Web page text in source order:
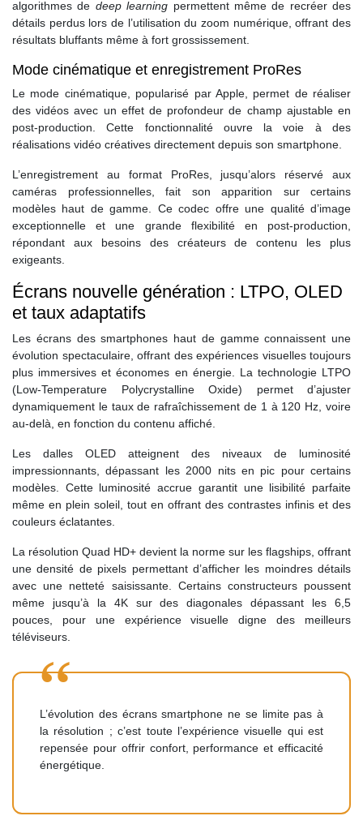
algorithmes de deep learning permettent même de recréer des
détails perdus lors de l’utilisation du zoom numérique, offrant des
résultats bluffants même à fort grossissement.
Mode cinématique et enregistrement ProRes
Le mode cinématique, popularisé par Apple, permet de réaliser
des vidéos avec un effet de profondeur de champ ajustable en
post-production. Cette fonctionnalité ouvre la voie à des
réalisations vidéo créatives directement depuis son smartphone.
L’enregistrement au format ProRes, jusqu’alors réservé aux
caméras professionnelles, fait son apparition sur certains
modèles haut de gamme. Ce codec offre une qualité d’image
exceptionnelle et une grande flexibilité en post-production,
répondant aux besoins des créateurs de contenu les plus
exigeants.
Écrans nouvelle génération : LTPO, OLED
et taux adaptatifs
Les écrans des smartphones haut de gamme connaissent une
évolution spectaculaire, offrant des expériences visuelles toujours
plus immersives et économes en énergie. La technologie LTPO
(Low-Temperature Polycrystalline Oxide) permet d’ajuster
dynamiquement le taux de rafraîchissement de 1 à 120 Hz, voire
au-delà, en fonction du contenu affiché.
Les dalles OLED atteignent des niveaux de luminosité
impressionnants, dépassant les 2000 nits en pic pour certains
modèles. Cette luminosité accrue garantit une lisibilité parfaite
même en plein soleil, tout en offrant des contrastes infinis et des
couleurs éclatantes.
La résolution Quad HD+ devient la norme sur les flagships, offrant
une densité de pixels permettant d’afficher les moindres détails
avec une netteté saisissante. Certains constructeurs poussent
même jusqu’à la 4K sur des diagonales dépassant les 6,5
pouces, pour une expérience visuelle digne des meilleurs
téléviseurs.
L’évolution des écrans smartphone ne se limite pas à
la résolution ; c’est toute l’expérience visuelle qui est
repensée pour offrir confort, performance et efficacité
énergétique.